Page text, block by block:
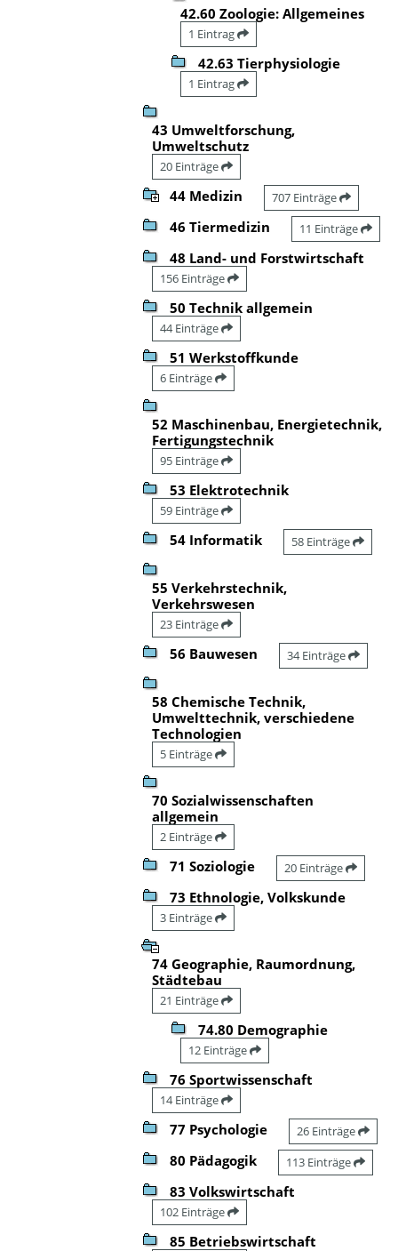
42.60 Zoologie: Allgemeines
1 Eintrag
42.63 Tierphysiologie
1 Eintrag
43 Umweltforschung,
Umweltschutz
20 Einträge
44 Medizin 707 Einträge
46 Tiermedizin 11 Einträge
48 Land- und Forstwirtschaft
156 Einträge
50 Technik allgemein
44 Einträge
51 Werkstoffkunde
6 Einträge
52 Maschinenbau, Energietechnik,
Fertigungstechnik
95 Einträge
53 Elektrotechnik
59 Einträge
54 Informatik 58 Einträge
55 Verkehrstechnik,
Verkehrswesen
23 Einträge
56 Bauwesen 34 Einträge
58 Chemische Technik,
Umwelttechnik, verschiedene
Technologien
5 Einträge
70 Sozialwissenschaften
allgemein
2 Einträge
71 Soziologie 20 Einträge
73 Ethnologie, Volkskunde
3 Einträge
74 Geographie, Raumordnung,
Städtebau
21 Einträge
74.80 Demographie
12 Einträge
76 Sportwissenschaft
14 Einträge
77 Psychologie 26 Einträge
80 Pädagogik 113 Einträge
83 Volkswirtschaft
102 Einträge
85 Betriebswirtschaft